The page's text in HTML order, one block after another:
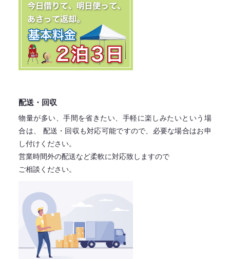
配送・回収
物量が多い、手間を省きたい、手軽に楽しみたいという場
合は、
配送・回収も対応可能ですので、必要な場合はお申
し付けください。
営業時間外の配送など柔軟に対応致しますので
ご相談ください。